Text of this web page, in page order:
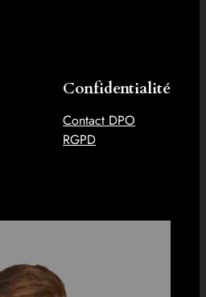
Confidentialité
Contact DPO
RGPD